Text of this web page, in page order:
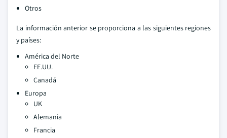
Otros
La información anterior se proporciona a las siguientes regiones
y países:
América del Norte
EE.UU.
Canadá
Europa
UK
Alemania
Francia